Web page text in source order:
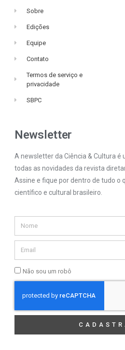
Sobre
Edições
Equipe
Contato
Termos de serviço e
privacidade
SBPC
Newsletter
A newsletter da Ciência & Cultura é
todas as novidades da revista
Assine e fique por dentro de tudo o
científico e cultural brasileiro.
Não sou um robô